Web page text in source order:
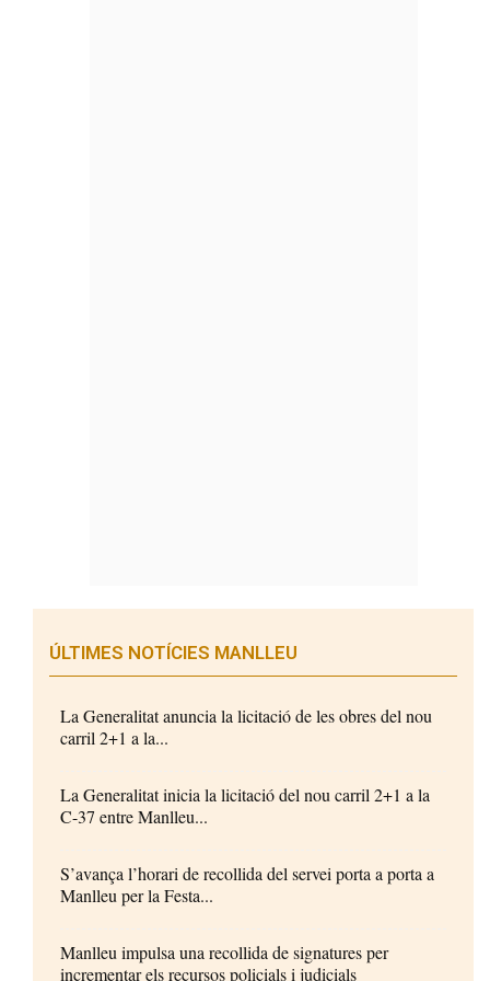
ÚLTIMES NOTÍCIES MANLLEU
La Generalitat anuncia la licitació de les obres del nou
carril 2+1 a la...
La Generalitat inicia la licitació del nou carril 2+1 a la
C-37 entre Manlleu...
S’avança l’horari de recollida del servei porta a porta a
Manlleu per la Festa...
Manlleu impulsa una recollida de signatures per
incrementar els recursos policials i judicials